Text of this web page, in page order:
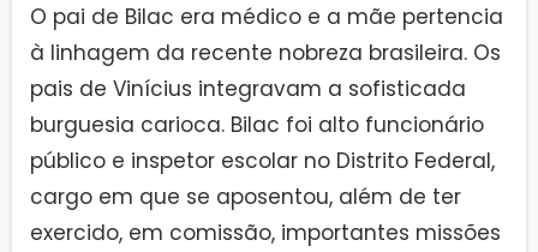
O pai de Bilac era médico e a mãe pertencia
à linhagem da recente nobreza brasileira. Os
pais de Vinícius integravam a sofisticada
burguesia carioca. Bilac foi alto funcionário
público e inspetor escolar no Distrito Federal,
cargo em que se aposentou, além de ter
exercido, em comissão, importantes missões